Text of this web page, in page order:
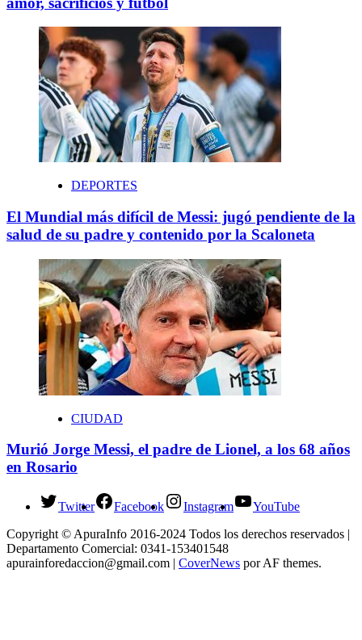
DEPORTES
El Mundial más difícil de Messi: jugó pendiente de la
salud de su padre y contenido por la Scaloneta
CIUDAD
Murió Jorge Messi, el padre de Lionel, a los 68 años
en Rosario
Twitter Facebook Instagram
YouTube
Copyright © ApuraInfo 2016-2024 Todos los derechos reservados |
Departamento Comercial: 0341-153401548
apurainforedaccion@gmail.com | CoverNews por AF themes.